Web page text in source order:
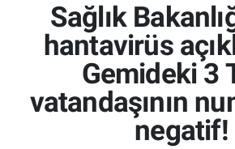
Sağlık
hantavirüs
Gemideki 3
vatandaşının
negatif!
İzmir Namaz Vakitleri
İzmir Trafik Yoğunluk Haritası
Süper Lig Puan Durumu ve